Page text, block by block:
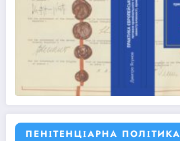
ПЕНІТЕНЦІАРНА ПОЛІТИКА